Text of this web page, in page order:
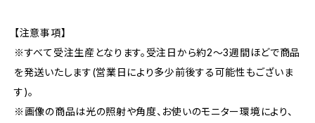
【注意事項】
※すべて受注生産となります。受注日から約2～3週間ほどで商品
を発送いたします(営業日により多少前後する可能性もございま
す)。
※画像の商品は光の照射や角度、お使いのモニター環境により、